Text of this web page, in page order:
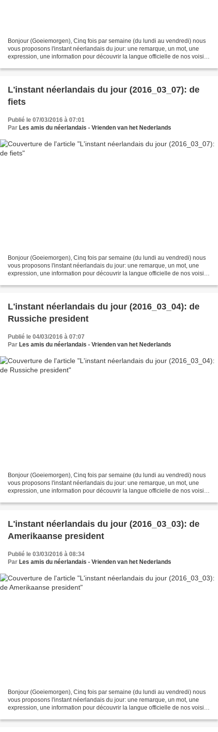
Bonjour (Goeiemorgen), Cinq fois par semaine (du lundi au vendredi) nous
vous proposons l'instant néerlandais du jour: une remarque, un mot, une
expression, une information pour découvrir la langue officielle de nos voisins
L'instant néerlandais du jour (2016_03_07): de
fiets
Publié le 07/03/2016 à 07:01
Par Les amis du néerlandais - Vrienden van het Nederlands
Bonjour (Goeiemorgen), Cinq fois par semaine (du lundi au vendredi) nous
vous proposons l'instant néerlandais du jour: une remarque, un mot, une
expression, une information pour découvrir la langue officielle de nos voisins
L'instant néerlandais du jour (2016_03_04): de
Russiche president
Publié le 04/03/2016 à 07:07
Par Les amis du néerlandais - Vrienden van het Nederlands
Bonjour (Goeiemorgen), Cinq fois par semaine (du lundi au vendredi) nous
vous proposons l'instant néerlandais du jour: une remarque, un mot, une
expression, une information pour découvrir la langue officielle de nos voisins
L'instant néerlandais du jour (2016_03_03): de
Amerikaanse president
Publié le 03/03/2016 à 08:34
Par Les amis du néerlandais - Vrienden van het Nederlands
Bonjour (Goeiemorgen), Cinq fois par semaine (du lundi au vendredi) nous
vous proposons l'instant néerlandais du jour: une remarque, un mot, une
expression, une information pour découvrir la langue officielle de nos voisins